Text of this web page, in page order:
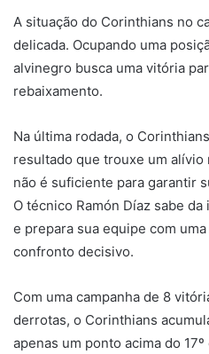
A situação do Corinthians no
delicada. Ocupando uma
alvinegro busca uma vitória
rebaixamento.
Na última rodada, o
resultado que trouxe um alívio
não é suficiente para garantir
O técnico Ramón Díaz sabe
e prepara sua equipe com
confronto decisivo.
Com uma campanha de 8
derrotas, o Corinthians
apenas um ponto acima do